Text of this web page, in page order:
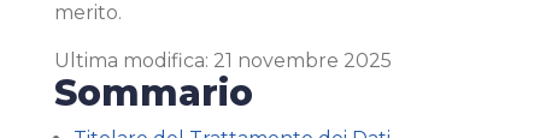
merito.
Ultima modifica: 21 novembre 2025
Sommario